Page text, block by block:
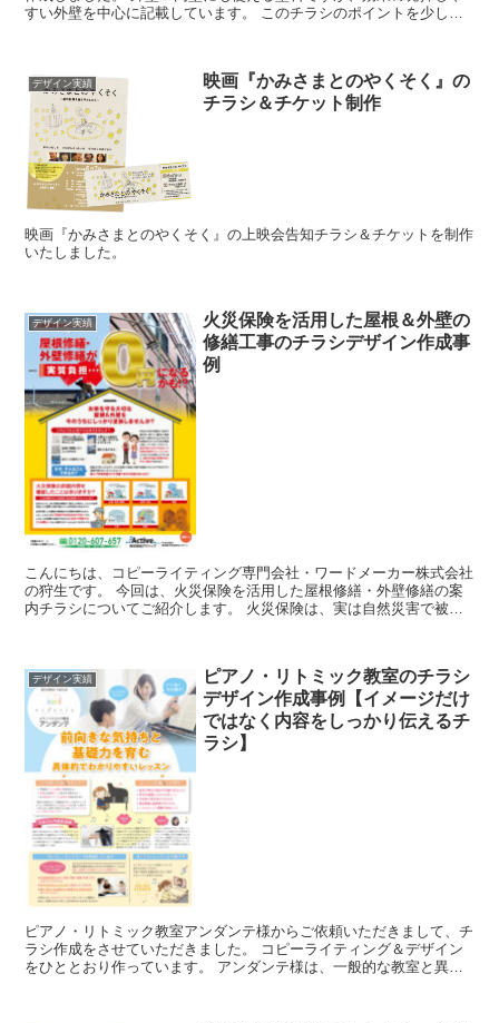
すい外壁を中心に記載しています。 このチラシのポイントを少しだ
デザイン実績
映画『かみさまとのやくそく』の
チラシ＆チケット制作
映画『かみさまとのやくそく』の上映会告知チラシ＆チケットを制作
いたしました。
デザイン実績
火災保険を活用した屋根＆外壁の
修繕工事のチラシデザイン作成事
例
こんにちは、コピーライティング専門会社・ワードメーカー株式会社
の狩生です。 今回は、火災保険を活用した屋根修繕・外壁修繕の案
内チラシについてご紹介します。 火災保険は、実は自然災害で被害
デザイン実績
ピアノ・リトミック教室のチラシ
デザイン作成事例【イメージだけ
ではなく内容をしっかり伝えるチ
ラシ】
ピアノ・リトミック教室アンダンテ様からご依頼いただきまして、チ
ラシ作成をさせていただきました。 コピーライティング＆デザイン
をひととおり作っています。 アンダンテ様は、一般的な教室と異な